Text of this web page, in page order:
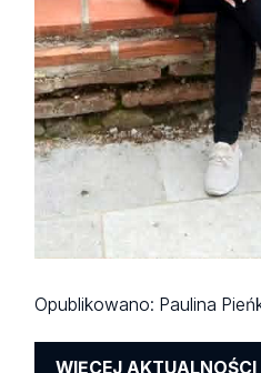
Opublikowano: Paulina
WIĘCEJ AKTUALNOŚCI